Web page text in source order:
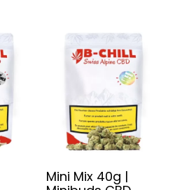
Mini Mix 40g |